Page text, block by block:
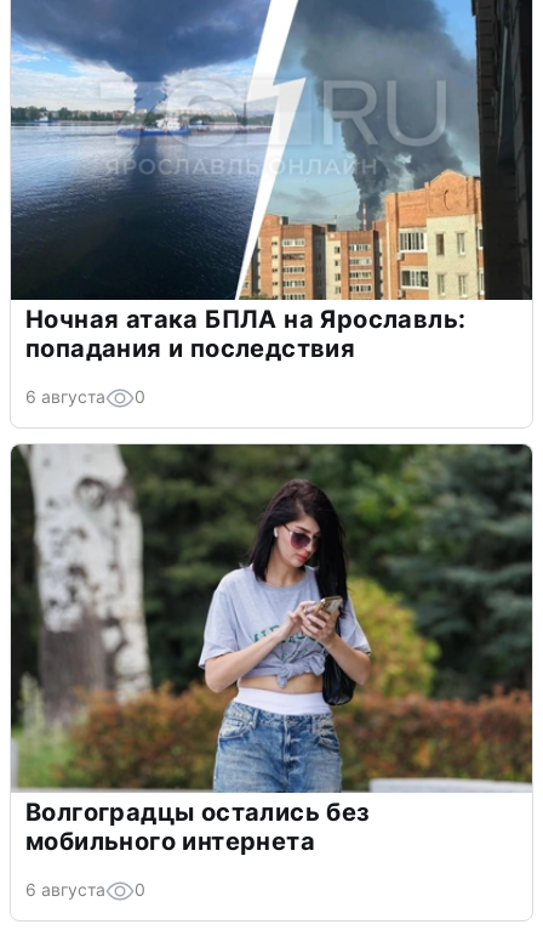
Ночная атака БПЛА на Ярославль:
попадания и последствия
6 августа 0
Волгоградцы остались без
мобильного интернета
6 августа 0